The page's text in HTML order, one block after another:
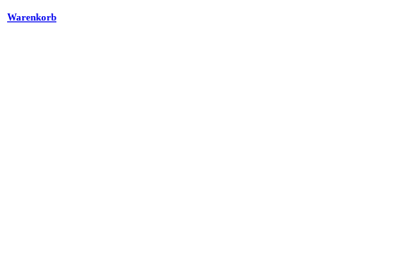
Warenkorb